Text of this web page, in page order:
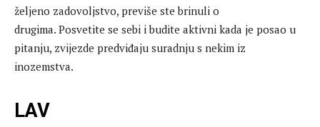
željeno zadovoljstvo, previše ste brinuli o
drugima. Posvetite se sebi i budite aktivni kada je posao u
pitanju, zvijezde predviđaju suradnju s nekim iz
inozemstva.
LAV